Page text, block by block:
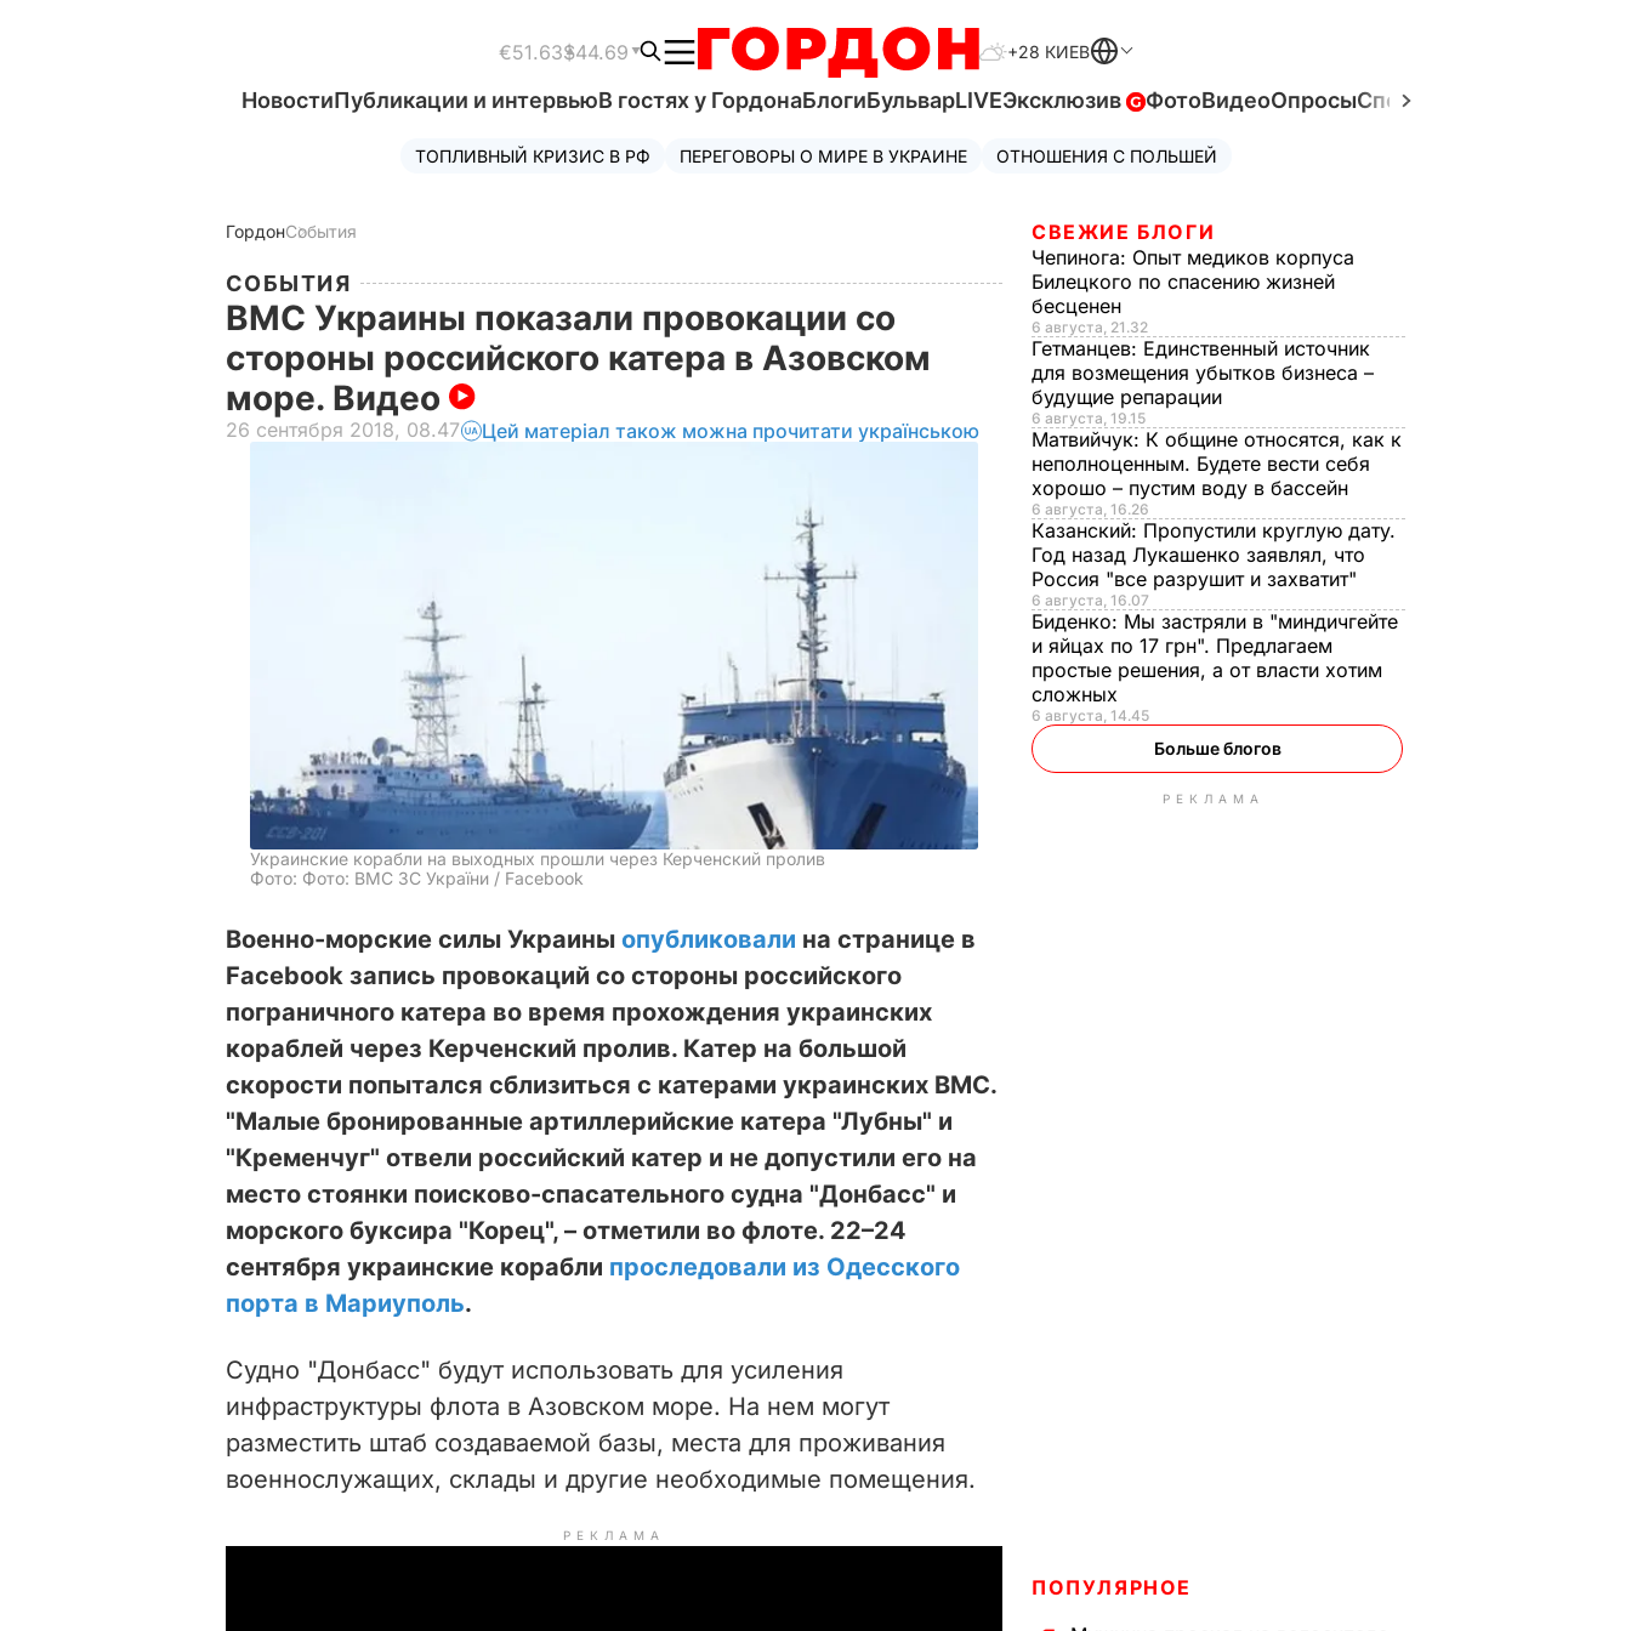
€51.63$44.69 +28 КИЕВ
НовостиПубликации и интервьюВ гостях у ГордонаБлогиБульварLIVEЭксклюзив ФотоВидеоОпросыСпецпроекты
ТОПЛИВНЫЙ КРИЗИС В РФ ПЕРЕГОВОРЫ О МИРЕ В УКРАИНЕ ОТНОШЕНИЯ С ПОЛЬШЕЙ
ГордонСобытия
СОБЫТИЯ
ВМС Украины показали провокации со
стороны российского катера в Азовском
море. Видео
26 сентября 2018, 08.47 Цей матеріал також можна прочитати українською
Украинские корабли на выходных прошли через Керченский пролив
Фото: Фото: ВМС ЗС України / Facebook
Военно-морские силы Украины опубликовали на странице в
Facebook запись провокаций со стороны российского
пограничного катера во время прохождения украинских
кораблей через Керченский пролив. Катер на большой
скорости попытался сблизиться с катерами украинских ВМС.
"Малые бронированные артиллерийские катера "Лубны" и
"Кременчуг" отвели российский катер и не допустили его на
место стоянки поисково-спасательного судна "Донбасс" и
морского буксира "Корец", – отметили во флоте. 22–24
сентября украинские корабли проследовали из Одесского
порта в Мариуполь.
Судно "Донбасс" будут использовать для усиления
инфраструктуры флота в Азовском море. На нем могут
разместить штаб создаваемой базы, места для проживания
военнослужащих, склады и другие необходимые помещения.
РЕКЛАМА
СВЕЖИЕ БЛОГИ
Чепинога: Опыт медиков корпуса
Билецкого по спасению жизней
бесценен
6 августа, 21.32
Гетманцев: Единственный источник
для возмещения убытков бизнеса –
будущие репарации
6 августа, 19.15
Матвийчук: К общине относятся, как к
неполноценным. Будете вести себя
хорошо – пустим воду в бассейн
6 августа, 16.26
Казанский: Пропустили круглую дату.
Год назад Лукашенко заявлял, что
Россия "все разрушит и захватит"
6 августа, 16.07
Биденко: Мы застряли в "миндичгейте
и яйцах по 17 грн". Предлагаем
простые решения, а от власти хотим
сложных
6 августа, 14.45
Больше блогов
РЕКЛАМА
ПОПУЛЯРНОЕ